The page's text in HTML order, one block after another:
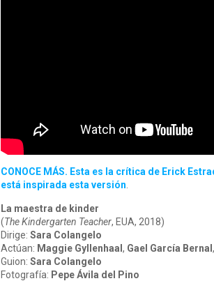
CONOCE MÁS. Esta es la crítica de Erick
está inspirada esta versión
La maestra de kinder
(The Kindergarten Teacher, EUA, 2018)
Dirige: Sara Colangelo
Actúan: Maggie Gyllenhaal , Gael García Bernal ,
Guion: Sara Colangelo
Fotografía: Pepe Ávila del Pino